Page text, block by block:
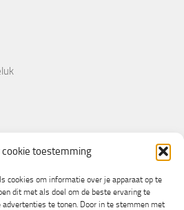
cookie toestemming
cookies om informatie over je apparaat op te
dit met als doel om de beste ervaring te
advertenties te tonen. Door in te stemmen met